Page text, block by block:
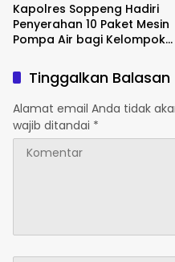
Kapolres Soppeng Hadiri
Penyerahan 10 Paket Mesin
Pompa Air bagi Kelompok
Tinggalkan Balasan
Alamat email Anda tidak
wajib ditandai *